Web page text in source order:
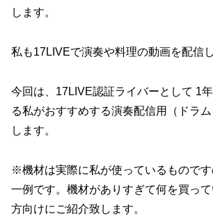
します。
私も17LIVEで演奏や料理の動画を配信
今回は、17LIVE認証ライバーとして 1
る私がおすすめする演奏配信用（ドラ
します。
※機材は実際に私が使っているもので
一例です。機材がありすぎて何を買っ
方向けにご紹介致します。